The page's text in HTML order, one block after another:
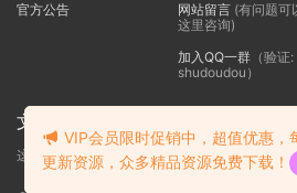
官方公告
网站留言(有问题可
这里咨询)
加入QQ一群（验证:
shudoudou）
文本标题
这里输入代码
VIP会员限时促销中，超值优惠，
更新资源，众多精品资源免费下载！